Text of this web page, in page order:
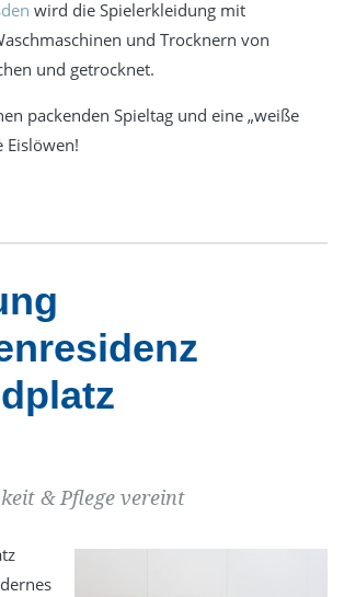
wird die Spielerkleidung mit
und Trocknern von
und getrocknet.
packenden Spieltag und eine „weiße
Eislöwen!
& Pflege vereint